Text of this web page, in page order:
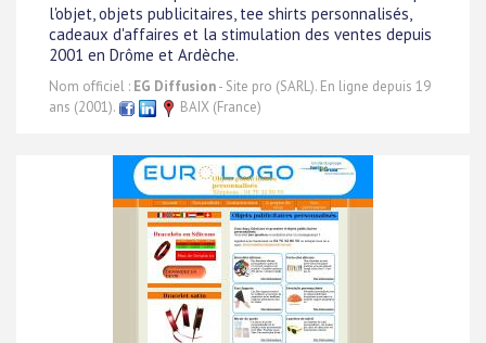
l'objet, objets publicitaires, tee shirts personnalisés,
cadeaux d'affaires et la stimulation des ventes depuis
2001 en Drôme et Ardèche.
Nom officiel : EG Diffusion- Site pro (SARL). En ligne depuis 19
ans (2001).
BAIX (France)